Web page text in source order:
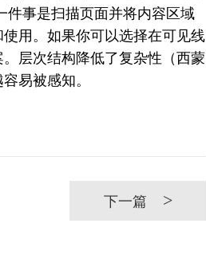
件事是扫描页面并将内容区域
用。如果你可以选择在可见线
层次结构降低了复杂性（西蒙
易被感知。
下一篇 >